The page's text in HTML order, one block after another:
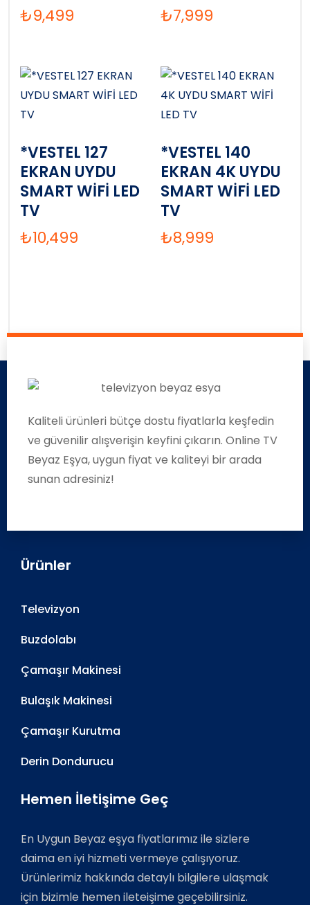
₺9,499
₺7,999
*VESTEL 127
EKRAN UYDU
SMART WİFİ LED
TV
₺10,499
*VESTEL 140
EKRAN 4K UYDU
SMART WİFİ LED
TV
₺8,999
Kaliteli ürünleri bütçe dostu fiyatlarla keşfedin
ve güvenilir alışverişin keyfini çıkarın. Online TV
Beyaz Eşya, uygun fiyat ve kaliteyi bir arada
sunan adresiniz!
Ürünler
Televizyon
Buzdolabı
Çamaşır Makinesi
Bulaşık Makinesi
Çamaşır Kurutma
Derin Dondurucu
Hemen İletişime Geç
En Uygun Beyaz eşya fiyatlarımız ile sizlere
daima en iyi hizmeti vermeye çalışıyoruz.
Ürünlerimiz hakkında detaylı bilgilere ulaşmak
için bizimle hemen ileteişime geçebilirsiniz.